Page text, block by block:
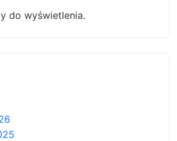
do wyświetlenia.